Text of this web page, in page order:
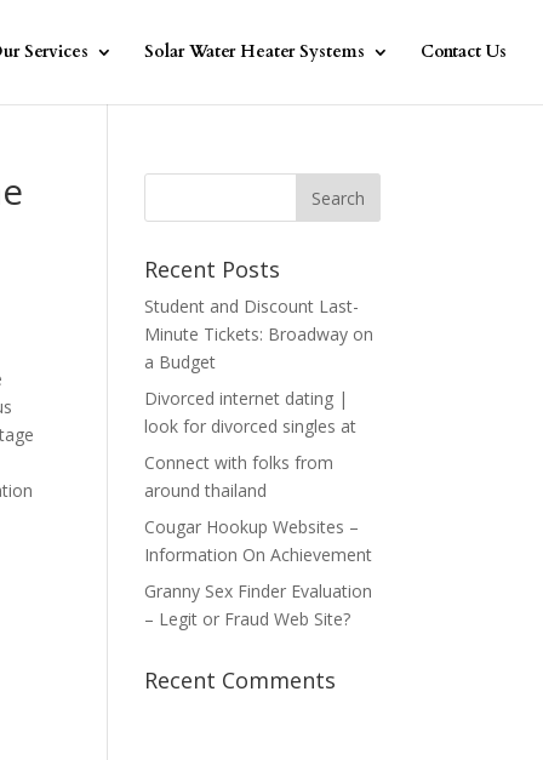
Services Solar Water Heater Systems Contact Us
Recent Posts
Student and Discount Last-
Minute Tickets: Broadway on
a Budget
Divorced internet dating |
look for divorced singles at
Connect with folks from
around thailand
Cougar Hookup Websites –
Information On Achievement
Granny Sex Finder Evaluation
– Legit or Fraud Web Site?
Recent Comments